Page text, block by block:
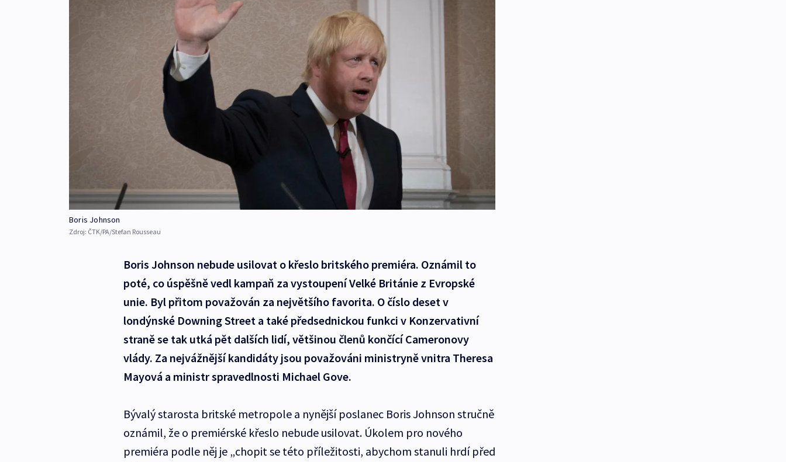
Boris Johnson
Zdroj: ČTK/PA/Stefan Rousseau
Boris Johnson nebude usilovat o křeslo britského premiéra. Oznámil to
poté, co úspěšně vedl kampaň za vystoupení Velké Británie z Evropské
unie. Byl přitom považován za největšího favorita. O číslo deset v
londýnské Downing Street a také předsednickou funkci v Konzervativní
straně se tak utká pět dalších lidí, většinou členů končící Cameronovy
vlády. Za nejvážnější kandidáty jsou považováni ministryně vnitra Theresa
Mayová a ministr spravedlnosti Michael Gove.
Bývalý starosta britské metropole a nynější poslanec Boris Johnson stručně
oznámil, že o premiérské křeslo nebude usilovat. Úkolem pro nového
premiéra podle něj je „chopit se této příležitosti, abychom stanuli hrdí před